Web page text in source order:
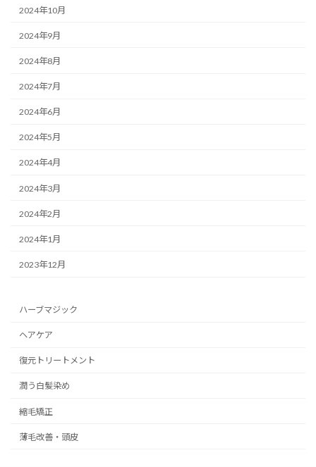
2024年10月
2024年9月
2024年8月
2024年7月
2024年6月
2024年5月
2024年4月
2024年3月
2024年2月
2024年1月
2023年12月
ハーブマジック
ヘアケア
復元トリートメント
潤う白髪染め
縮毛矯正
薄毛改善・頭皮